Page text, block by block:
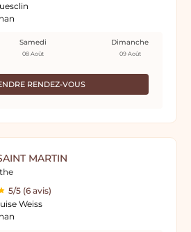
RENDEZ-VOUS
Samedi
08 Août
Dimanche
09 Août
MARTIN
5/5 (6 avis)
Weiss